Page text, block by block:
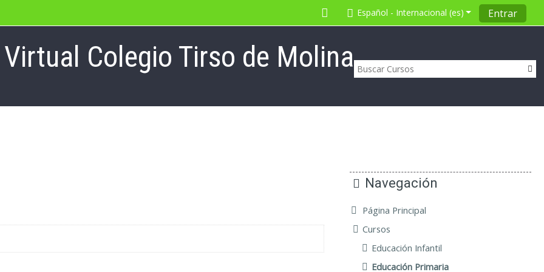
Español - Internacional ‎(es)‎ Entrar
Colegio Tirso de Molina
Navegación
Página Principal
Cursos
Educación Infantil
Educación Primaria